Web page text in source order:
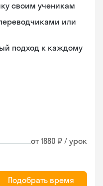
своим ученикам
или
подход к каждому
от 1880 ₽ / урок
Подобрать время